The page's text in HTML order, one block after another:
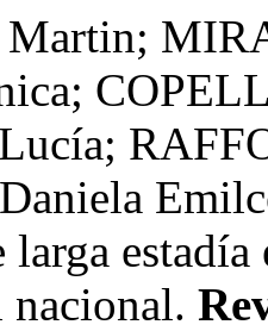
larga
nacional.